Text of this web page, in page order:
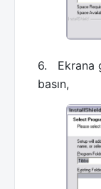
6. Ekrana
basın,